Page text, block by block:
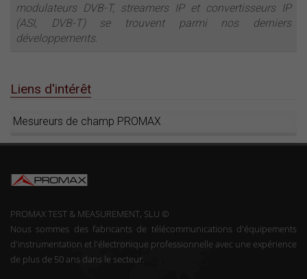
modulateurs DVB-T, streamers IP et convertisseurs IP
(ASI, DVB-T) se trouvent parmi nos derniers
développements.
Liens d'intérêt
Mesureurs de champ PROMAX
PROMAX TEST & MEASUREMENT, SLU ©
Nous sommes des fabricants de télécommunications d'équipements
d'instrumentation et l'électronique professionnelle avec une expérience
de plus de 50 ans dans le secteur.